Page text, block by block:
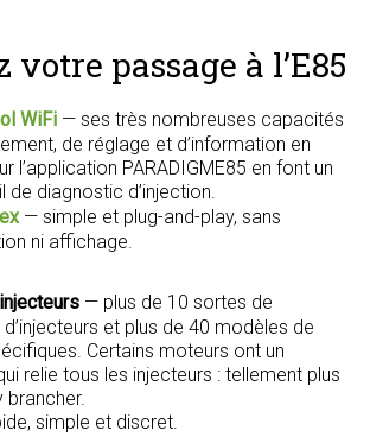
votre passage à l’E85
WiFi — ses très nombreuses capacités
de réglage et d’information en
l’application PARADIGME85 en font un
de diagnostic d’injection.
— simple et plug-and-play, sans
ni affichage.
— plus de 10 sortes de
et plus de 40 modèles de
Certains moteurs ont un
relie tous les injecteurs : tellement plus
brancher.
simple et discret.